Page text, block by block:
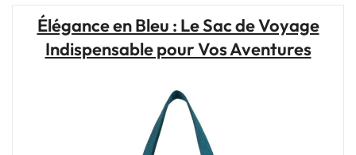
voyage
et
Élégance en Bleu : Le Sac de Voyage
Indispensable pour Vos Aventures